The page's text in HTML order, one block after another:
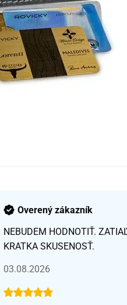
Overený zákazník
NEBUDEM HODNOTIŤ.
KRATKA SKUSENOSŤ.
03.08.2026